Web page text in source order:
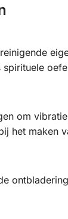
om
het maken